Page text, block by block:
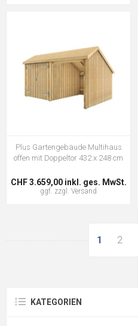
Plus Gartengebäude Multihaus
offen mit Doppeltor 432 x 248 cm
CHF 3.659,00 inkl. ges. MwSt.
ggf. zzgl. Versand
1 2
KATEGORIEN